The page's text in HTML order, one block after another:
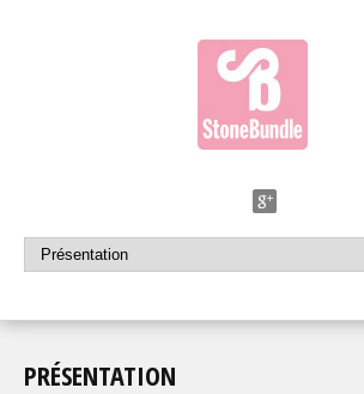
PRÉSENTATION